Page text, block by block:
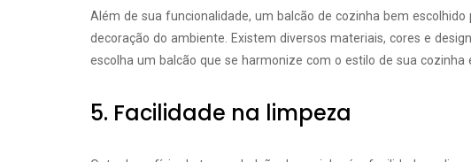
Além de sua funcionalidade, um balcão de cozinha bem
decoração do ambiente. Existem diversos materiais, cores e
escolha um balcão que se harmonize com o estilo de sua cozinha
5. Facilidade na limpeza